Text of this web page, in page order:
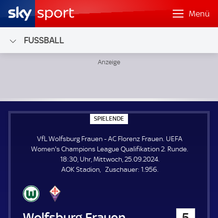
Menü
FUSSBALL
SPIELENDE
P
E
L
E
N
E
VfL Wolfsburg Frauen - AC Florenz Frauen. UEFA
Women's Champions League Qualifikation 2. Runde.
18:30, Uhr, Mittwoch, 25.09.2024.
AOK Stadion
Zuschauer: Z1.956.